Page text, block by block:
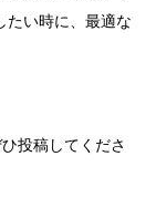
たい時に、最適な
投稿してくださ